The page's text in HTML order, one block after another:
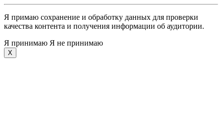
Я примаю сохранение и обработку данных для проверки
качества контента и получения информации об аудитории.
Я принимаю Я не принимаю
X